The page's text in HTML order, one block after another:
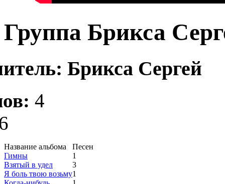
Группа Брикса
Брикса Сергей
4
Название альбома
Песен
Гимны
1
Взятый в удел
3
Я боль твою возьму1